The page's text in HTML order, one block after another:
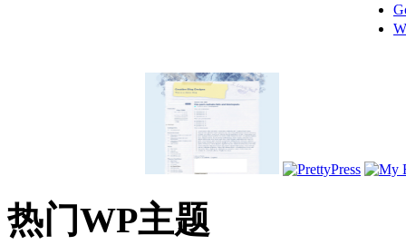
热门WP主题